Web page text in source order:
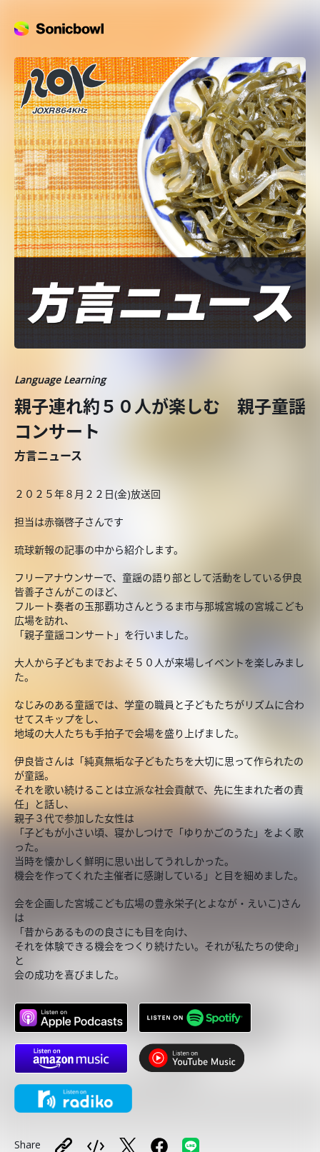
Language Learning
親子連れ約５０人が楽しむ 親子童謡
コンサート
方言ニュース
２０２５年８月２２日(金)放送回
担当は赤嶺啓子さんです
琉球新報の記事の中から紹介します。
フリーアナウンサーで、童謡の語り部として活動をしている伊良
皆善子さんがこのほど、
フルート奏者の玉那覇功さんとうるま市与那城宮城の宮城こども
広場を訪れ、
「親子童謡コンサート」を行いました。
大人から子どもまでおよそ５０人が来場しイベントを楽しみまし
た。
なじみのある童謡では、学童の職員と子どもたちがリズムに合わ
せてスキップをし、
地域の大人たちも手拍子で会場を盛り上げました。
伊良皆さんは「純真無垢な子どもたちを大切に思って作られたの
が童謡。
それを歌い続けることは立派な社会貢献で、先に生まれた者の責
任」と話し、
親子３代で参加した女性は
「子どもが小さい頃、寝かしつけで「ゆりかごのうた」をよく歌
った。
当時を懐かしく鮮明に思い出してうれしかった。
機会を作ってくれた主催者に感謝している」と目を細めました。
会を企画した宮城こども広場の豊永栄子(とよなが・えいこ)さん
は
「昔からあるものの良さにも目を向け、
それを体験できる機会をつくり続けたい。それが私たちの使命」
と
会の成功を喜びました。
Share